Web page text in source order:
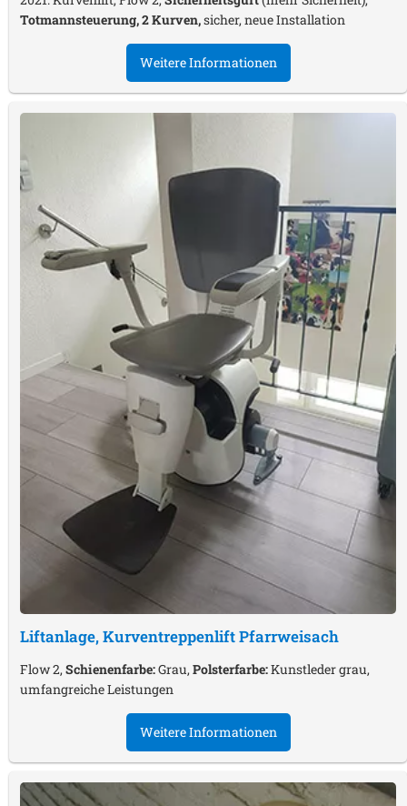
Totmannsteuerung, 2 Kurven,sicher, neue Installation
Weitere Informationen
Liftanlage, KurventreppenliftPfarrweisach
Flow 2,Schienenfarbe:Grau,Polsterfarbe:Kunstleder grau,
umfangreiche Leistungen
Weitere Informationen